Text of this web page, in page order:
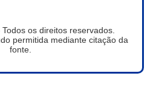
os direitos reservados.
permitida mediante citação da
fonte.